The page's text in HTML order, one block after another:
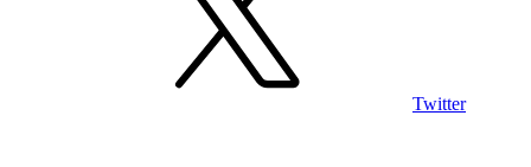
Twitter